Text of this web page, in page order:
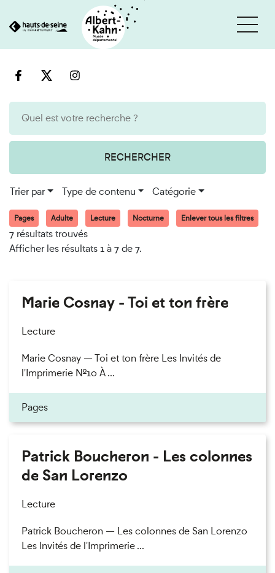
au
RECHERCHER
Trier par Type de contenu Catégorie
Pages Adulte Lecture Nocturne Enlever tous les filtres
7 résultats trouvés
Afficher les résultats 1 à 7 de 7.
Marie Cosnay - Toi et ton frère
Lecture
Marie Cosnay — Toi et ton frère Les Invités de
l'Imprimerie n°10 À ...
Pages
Patrick Boucheron - Les colonnes
de San Lorenzo
Lecture
Patrick Boucheron — Les colonnes de San Lorenzo
Les Invités de l'Imprimerie ...
Cookies et traceurs utilisés sur ce site